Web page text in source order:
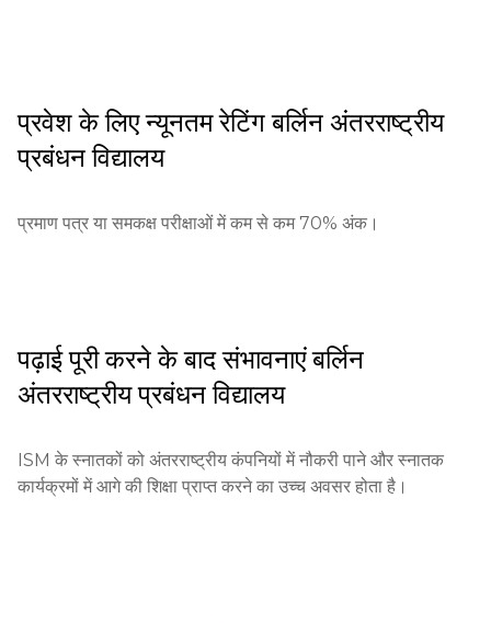
दस्तावेज संलग्न करें, और शुल्क का भुगतान करें। आवेदन全年 स्वीकार
किए जाते हैं, लेकिन सिफारिश की जाती है कि उन्हें कक्षाओं की शुरूआत से
कुछ महीने पहले प्रस्तुत करें।
शैक्षिक योग्यताएँ: आपको पिछले शैक्षिक संस्थान से सफलतापूर्वक पूर्णता की
पुष्टि करने वाले दस्तावेज प्रदान करने होंगे (प्रमाणपत्र, डिप्लोमा आदि)।
अंतर्राष्ट्रीय छात्रों के लिए आवश्यकताएँ: न्यूनतम अंग्रेजी proficiency
स्तर – B2; शैक्षणिक प्रगति पर अंतरिम रिपोर्ट मांगी जा सकती हैं।
वित्तीय शर्तें: वीजा आवेदन के लिए वित्तीय सक्षमता का प्रमाण आवश्यक हो
सकता है।
प्रवेश के लिए न्यूनतम रेटिंग बर्लिन अंतरराष्ट्रीय
प्रबंधन विद्यालय
प्रमाण पत्र या समकक्ष परीक्षाओं में कम से कम 70% अंक।
पढ़ाई पूरी करने के बाद संभावनाएं बर्लिन
अंतरराष्ट्रीय प्रबंधन विद्यालय
ISM के स्नातकों को अंतरराष्ट्रीय कंपनियों में नौकरी पाने और स्नातक
कार्यक्रमों में आगे की शिक्षा प्राप्त करने का उच्च अवसर होता है।